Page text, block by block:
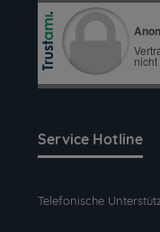
Service Hotline
Telefonische